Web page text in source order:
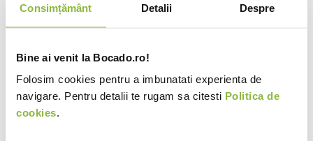
Consimțământ Detalii Despre
Bine ai venit la Bocado.ro!
Folosim cookies pentru a imbunatati experienta de
navigare. Pentru detalii te rugam sa citesti Politica de
cookies.